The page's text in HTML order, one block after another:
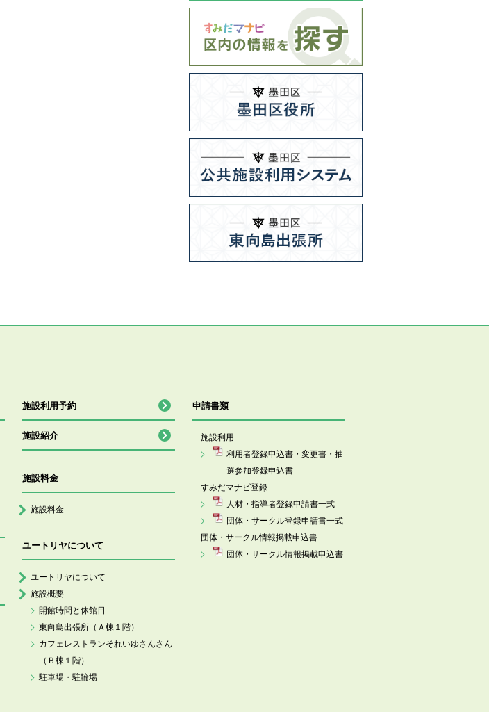
施設利用予約
施設紹介
施設料金
施設料金
ユートリヤについて
ユートリヤについて
施設概要
開館時間と休館日
東向島出張所（Ａ棟１階）
カフェレストランそれいゆさんさん
（Ｂ棟１階）
駐車場・駐輪場
申請書類
施設利用
利用者登録申込書・変更書・抽
選参加登録申込書
すみだマナビ登録
人材・指導者登録申請書一式
団体・サークル登録申請書一式
団体・サークル情報掲載申込書
団体・サークル情報掲載申込書